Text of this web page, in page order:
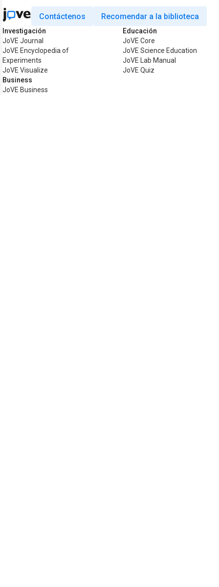
Contáctenos Recomendar a la biblioteca
Investigación
JoVE Journal
JoVE Encyclopedia of
Experiments
JoVE Visualize
Business
JoVE Business
Educación
JoVE Core
JoVE Science Education
JoVE Lab Manual
JoVE Quiz